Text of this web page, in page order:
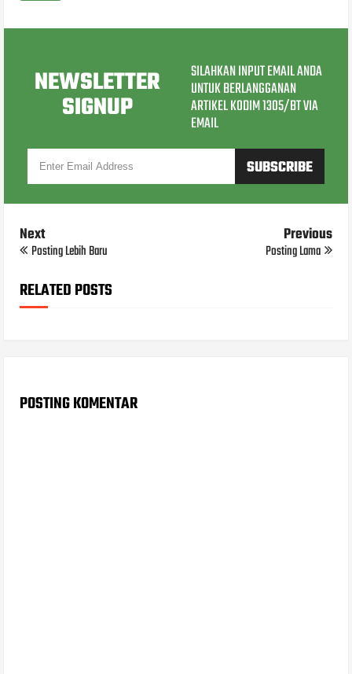
NEWSLETTER
SIGNUP
SILAHKAN INPUT EMAIL ANDA
UNTUK BERLANGGANAN
ARTIKEL KODIM 1305/BT VIA
EMAIL
Next
Posting Lebih Baru
Previous
Posting Lama
RELATED POSTS
POSTING KOMENTAR